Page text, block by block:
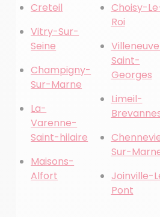
Creteil
Vitry-Sur-
Seine
Champigny-
Sur-Marne
La-
Varenne-
Saint-hilaire
Maisons-
Alfort
Choisy-
Roi
Saint-
Georges
Limeil-
Sur-
Joinville-
Pont